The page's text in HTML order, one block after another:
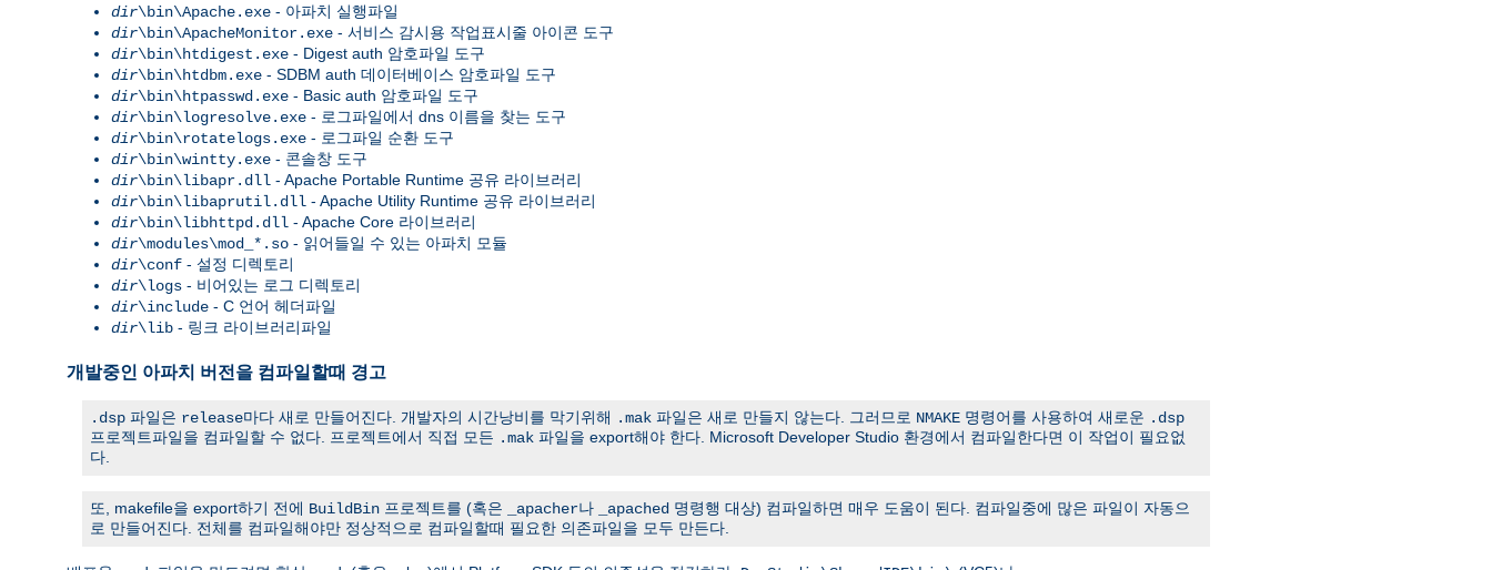
dir\bin\Apache.exe - 아파치 실행파일
dir\bin\ApacheMonitor.exe - 서비스 감시용 작업표시줄 아이콘 도구
dir\bin\htdigest.exe - Digest auth 암호파일 도구
dir\bin\htdbm.exe - SDBM auth 데이터베이스 암호파일 도구
dir\bin\htpasswd.exe - Basic auth 암호파일 도구
dir\bin\logresolve.exe - 로그파일에서 dns 이름을 찾는 도구
dir\bin\rotatelogs.exe - 로그파일 순환 도구
dir\bin\wintty.exe - 콘솔창 도구
dir\bin\libapr.dll - Apache Portable Runtime 공유 라이브러리
dir\bin\libaprutil.dll - Apache Utility Runtime 공유 라이브러리
dir\bin\libhttpd.dll - Apache Core 라이브러리
dir\modules\mod_*.so - 읽어들일 수 있는 아파치 모듈
dir\conf - 설정 디렉토리
dir\logs - 비어있는 로그 디렉토리
dir\include - C 언어 헤더파일
dir\lib - 링크 라이브러리파일
개발중인 아파치 버전을 컴파일할때 경고
.dsp 파일은 release마다 새로 만들어진다. 개발자의 시간낭비를 막기위해 .mak 파일은 새로 만들지 않는다. 그러므로 NMAKE 명령어를 사용하여 새로운 .dsp
프로젝트파일을 컴파일할 수 없다. 프로젝트에서 직접 모든 .mak 파일을 export해야 한다. Microsoft Developer Studio 환경에서 컴파일한다면 이 작업이 필요없
다.
또, makefile을 export하기 전에 BuildBin 프로젝트를 (혹은 _apacher나 _apached 명령행 대상) 컴파일하면 매우 도움이 된다. 컴파일중에 많은 파일이 자동으
로 만들어진다. 전체를 컴파일해야만 정상적으로 컴파일할때 필요한 의존파일을 모두 만든다.